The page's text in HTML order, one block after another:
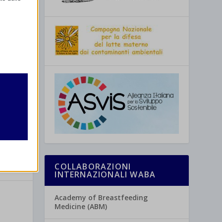
COLLABORAZIONI
INTERNAZIONALI WABA
Academy of Breastfeeding
Medicine (ABM)